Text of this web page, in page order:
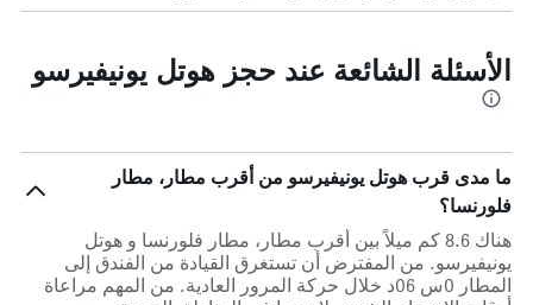
الأسئلة الشائعة عند حجز هوتل يونيفيرسو
ما مدى قرب هوتل يونيفيرسو من أقرب مطار، مطار
فلورنسا؟
هناك 8.6 كم ميلاً بين أقرب مطار، مطار فلورنسا و هوتل
يونيفيرسو. من المفترض أن تستغرق القيادة من الفندق إلى
المطار 0س 06د خلال حركة المرور العادية. من المهم مراعاة